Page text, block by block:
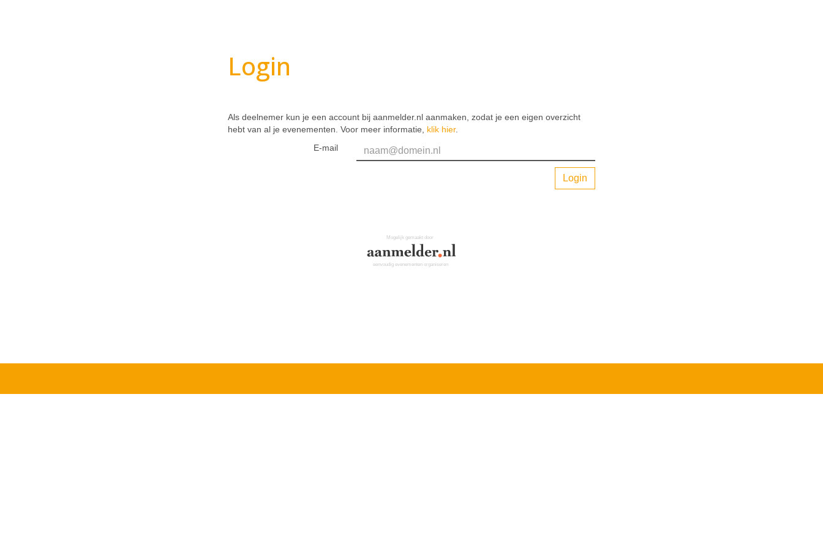
Login
Als deelnemer kun je een account bij aanmelder.nl aanmaken, zodat je een eigen overzicht
hebt van al je evenementen. Voor meer informatie, klik hier.
E-mail
Login
Mogelijk gemaakt door
eenvoudig evenementen organiseren